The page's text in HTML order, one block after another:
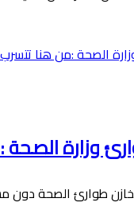
وزارة
طوارئ الصحة دون